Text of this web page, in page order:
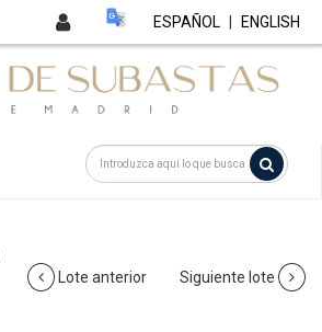
ESPAÑOL ENGLISH
Lote anterior Siguiente lote